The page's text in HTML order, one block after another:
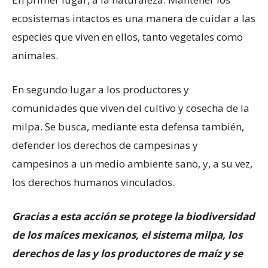
ecosistemas intactos es una manera de cuidar a las
especies que viven en ellos, tanto vegetales como
animales.
En segundo lugar a los productores y
comunidades que viven del cultivo y cosecha de la
milpa. Se busca, mediante esta defensa también,
defender los derechos de campesinas y
campesinos a un medio ambiente sano, y, a su vez,
los derechos humanos vinculados.
Gracias a esta acción se protege la biodiversidad
de los maíces mexicanos, el sistema milpa, los
derechos de las y los productores de maíz y se